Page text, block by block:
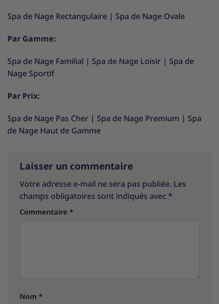
Spa de Nage Rectangulaire | Spa de Nage Ovale
Par Gamme:
Spa de Nage Familial | Spa de Nage Loisir | Spa de
Nage Sportif
Par Prix:
Spa de Nage Pas Cher | Spa de Nage Premium | Spa
de Nage Haut de Gamme
Laisser un commentaire
Votre adresse e-mail ne sera pas publiée. Les
champs obligatoires sont indiqués avec *
Commentaire *
Nom *